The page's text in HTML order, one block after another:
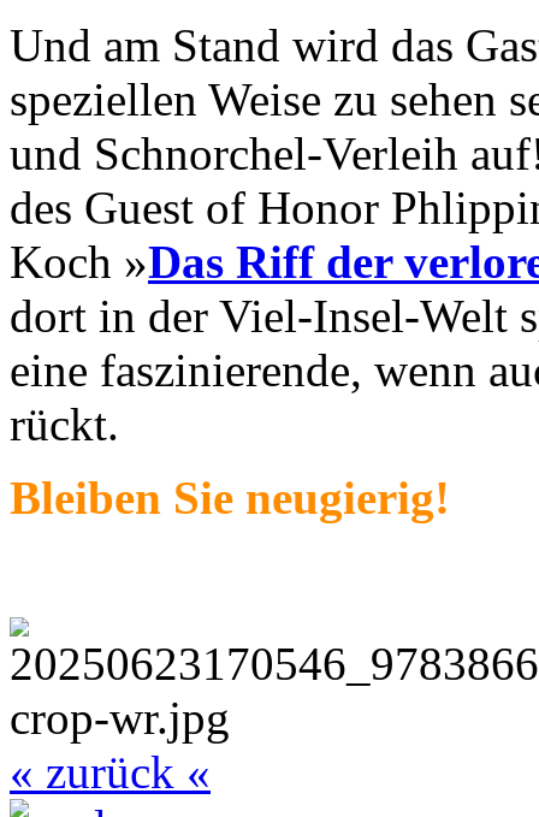
Und am Stand wird das
speziellen Weise zu sehen
und Schnorchel-Verleih
des Guest of Honor
Koch »Das Riff der
dort in der Viel-Insel-Welt
eine faszinierende, wenn
rückt.
Bleiben Sie neugierig!
« zurück «